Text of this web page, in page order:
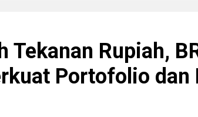
Tekanan Rupiah,
Portofolio dan